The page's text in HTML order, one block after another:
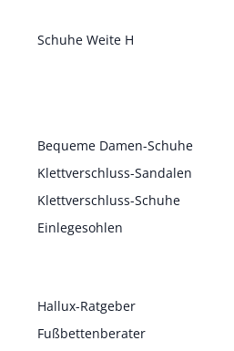
Schuhe Weite H
Bequeme Damen-Schuhe
Klettverschluss-Sandalen
Klettverschluss-Schuhe
Einlegesohlen
Hallux-Ratgeber
Fußbettenberater